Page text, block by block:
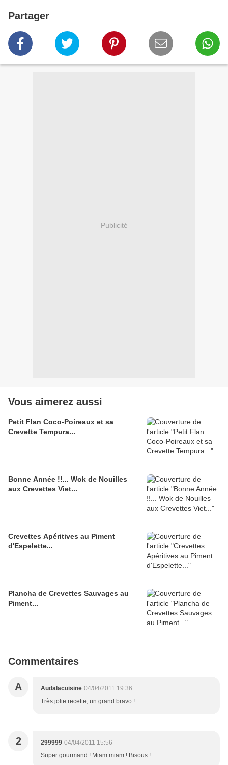
Partager
Publicité
Vous aimerez aussi
Petit Flan Coco-Poireaux et sa
Crevette Tempura...
Bonne Année !!... Wok de Nouilles
aux Crevettes Viet...
Crevettes Apéritives au Piment
d'Espelette...
Plancha de Crevettes Sauvages au
Piment...
Commentaires
A Audalacuisine 04/04/2011 19:36
Très jolie recette, un grand bravo !
2 299999 04/04/2011 15:56
Super gourmand ! Miam miam ! Bisous !